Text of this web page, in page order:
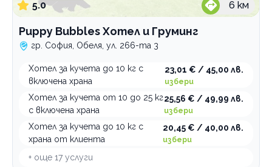
5.0 6 км
Puppy Bubbles Хотел и Груминг
гр. София, Обеля, ул. 266-та 3
Хотел за кучета до 10 кг с
включена храна
23,01 € / 45,00 лв.
избери
Хотел за кучета от 10 до 25 кг
с включена храна
25,56 € / 49,99 лв.
избери
Хотел за кучета до 10 кг с
храна от клиента
20,45 € / 40,00 лв.
избери
+ още 17 услуги